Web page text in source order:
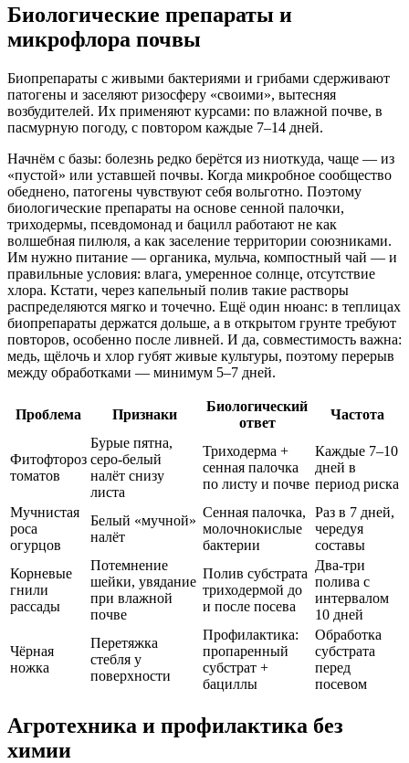
Биологические препараты и
микрофлора почвы
Биопрепараты с живыми бактериями и грибами сдерживают
патогены и заселяют ризосферу «своими», вытесняя
возбудителей. Их применяют курсами: по влажной почве, в
пасмурную погоду, с повтором каждые 7–14 дней.
Начнём с базы: болезнь редко берётся из ниоткуда, чаще — из
«пустой» или уставшей почвы. Когда микробное сообщество
обеднено, патогены чувствуют себя вольготно. Поэтому
биологические препараты на основе сенной палочки,
триходермы, псевдомонад и бацилл работают не как
волшебная пилюля, а как заселение территории союзниками.
Им нужно питание — органика, мульча, компостный чай — и
правильные условия: влага, умеренное солнце, отсутствие
хлора. Кстати, через капельный полив такие растворы
распределяются мягко и точечно. Ещё один нюанс: в теплицах
биопрепараты держатся дольше, а в открытом грунте требуют
повторов, особенно после ливней. И да, совместимость важна:
медь, щёлочь и хлор губят живые культуры, поэтому перерыв
между обработками — минимум 5–7 дней.
Проблема Признаки
Биологический
ответ
Частота
Фитофтороз
томатов
Бурые пятна,
серо-белый
налёт снизу
листа
Триходерма +
сенная палочка
по листу и почве
Каждые 7–10
дней в
период риска
Мучнистая
роса
огурцов
Белый «мучной»
налёт
Сенная палочка,
молочнокислые
бактерии
Раз в 7 дней,
чередуя
составы
Корневые
гнили
рассады
Потемнение
шейки, увядание
при влажной
почве
Полив субстрата
триходермой до
и после посева
Два-три
полива с
интервалом
10 дней
Чёрная
ножка
Перетяжка
стебля у
поверхности
Профилактика:
пропаренный
субстрат +
бациллы
Обработка
субстрата
перед
посевом
Агротехника и профилактика без
химии